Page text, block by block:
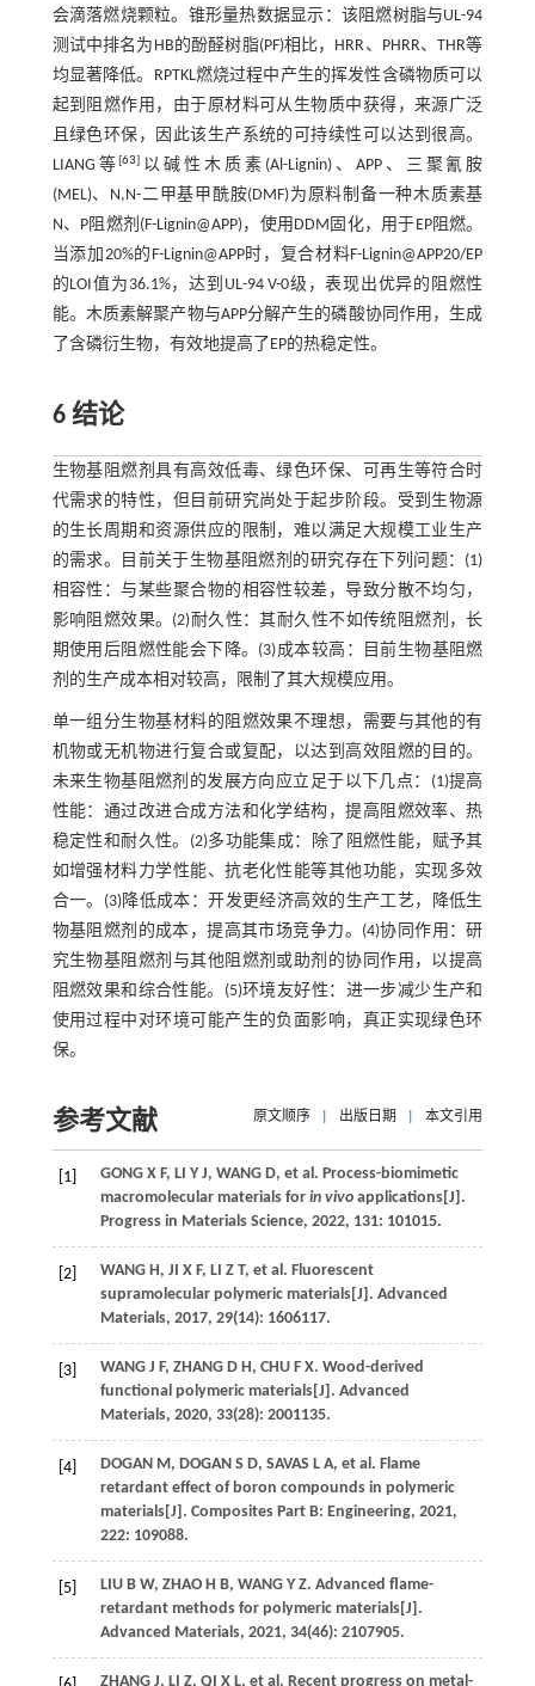
会滴落燃烧颗粒。锥形量热数据显示：该阻燃树脂与UL-94
测试中排名为HB的酚醛树脂(PF)相比，HRR、PHRR、THR等
均显著降低。RPTKL燃烧过程中产生的挥发性含磷物质可以
起到阻燃作用，由于原材料可从生物质中获得，来源广泛
且绿色环保，因此该生产系统的可持续性可以达到很高。
LIANG等[63] 以碱性木质素(Al-Lignin)、APP、三聚氰胺
(MEL)、N,N-二甲基甲酰胺(DMF)为原料制备一种木质素基
N、P阻燃剂(F-Lignin@APP)，使用DDM固化，用于EP阻燃。
当添加20%的F-Lignin@APP时，复合材料F-Lignin@APP20/EP
的LOI值为36.1%，达到UL-94 V-0级，表现出优异的阻燃性
能。木质素解聚产物与APP分解产生的磷酸协同作用，生成
了含磷衍生物，有效地提高了EP的热稳定性。
6 结论
生物基阻燃剂具有高效低毒、绿色环保、可再生等符合时
代需求的特性，但目前研究尚处于起步阶段。受到生物源
的生长周期和资源供应的限制，难以满足大规模工业生产
的需求。目前关于生物基阻燃剂的研究存在下列问题：(1)
相容性：与某些聚合物的相容性较差，导致分散不均匀，
影响阻燃效果。(2)耐久性：其耐久性不如传统阻燃剂，长
期使用后阻燃性能会下降。(3)成本较高：目前生物基阻燃
剂的生产成本相对较高，限制了其大规模应用。
单一组分生物基材料的阻燃效果不理想，需要与其他的有
机物或无机物进行复合或复配，以达到高效阻燃的目的。
未来生物基阻燃剂的发展方向应立足于以下几点：(1)提高
性能：通过改进合成方法和化学结构，提高阻燃效率、热
稳定性和耐久性。(2)多功能集成：除了阻燃性能，赋予其
如增强材料力学性能、抗老化性能等其他功能，实现多效
合一。(3)降低成本：开发更经济高效的生产工艺，降低生
物基阻燃剂的成本，提高其市场竞争力。(4)协同作用：研
究生物基阻燃剂与其他阻燃剂或助剂的协同作用，以提高
阻燃效果和综合性能。(5)环境友好性：进一步减少生产和
使用过程中对环境可能产生的负面影响，真正实现绿色环
保。
参考文献 原文顺序 出版日期 本文引用
[1] GONG X F, LI Y J, WANG D, et al. Process-biomimetic
macromolecular materials for in vivoapplications[J].
Progress in Materials Science, 2022, 131: 101015.
[2] WANG H, JI X F, LI Z T, et al. Fluorescent
supramolecular polymeric materials[J]. Advanced
Materials, 2017, 29(14): 1606117.
[3] WANG J F, ZHANG D H, CHU F X. Wood-derived
functional polymeric materials[J]. Advanced
Materials, 2020, 33(28): 2001135.
[4] DOGAN M, DOGAN S D, SAVAS L A, et al. Flame
retardant effect of boron compounds in polymeric
materials[J]. Composites Part B: Engineering, 2021,
222: 109088.
[5] LIU B W, ZHAO H B, WANG Y Z. Advanced flame-
retardant methods for polymeric materials[J].
Advanced Materials, 2021, 34(46): 2107905.
ZHANG J, LI Z, QI X L, et al. Recent progress on metal-